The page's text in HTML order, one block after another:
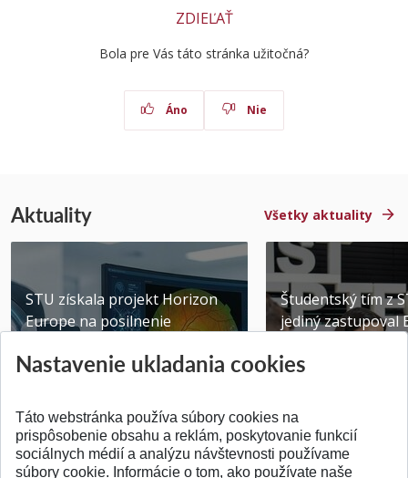
ZDIEĽAŤ
Bola pre Vás táto stránka užitočná?
Áno Nie
Aktuality Všetky aktuality
STU získala projekt Horizon
Europe na posilnenie
Publikované 31.07.2026
Študentský tím z
jediný zastupoval
Publikované
Nastavenie ukladania cookies
Táto webstránka používa súbory cookies na
prispôsobenie obsahu a reklám, poskytovanie funkcií
sociálnych médií a analýzu návštevnosti používame
súbory cookie. Informácie o tom, ako používate naše